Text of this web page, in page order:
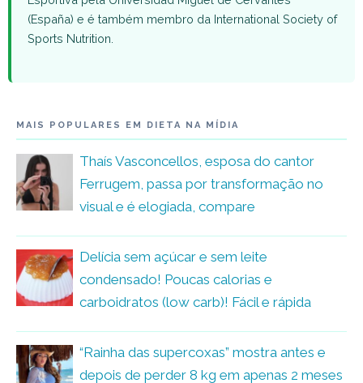
(España) e é também membro da International Society of
Sports Nutrition.
MAIS POPULARES EM DIETA NA MÍDIA
Thaís Vasconcellos, esposa do cantor
Ferrugem, passa por transformação no
visual e é elogiada, compare
Delícia sem açúcar e sem leite
condensado! Poucas calorias e
carboidratos (low carb)! Fácil e rápida
“Rainha das supercoxas” mostra antes e
depois de perder 8 kg em apenas 2 meses